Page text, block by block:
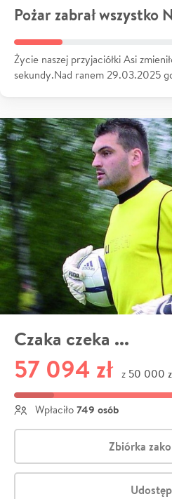
Pożar zabrał wszystko
Życie naszej przyjaciółki Asi
sekundy.Nad ranem 29.03.2025
Czaka czeka ...
57 094 zł z 50 000
Wpłaciło 749 osób
Zbiórka